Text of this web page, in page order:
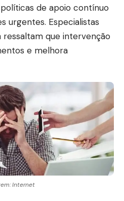
de apoio contínuo
urgentes. Especialistas
ressaltam que intervenção
e melhora
Internet